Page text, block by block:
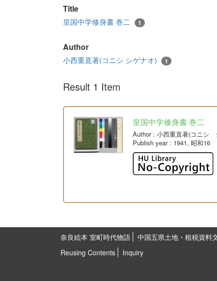
Title
皇国中学修身書 巻二 1
Author
小西重直著(コニシ シゲナオ) 1
Result 1 Item
皇国中学修身書 巻二
Author: 小西重直著(コニシ
Publish year: 1941, 昭和16
奈良絵本 室町時代物語
中国五県土地・租税資料
Reusing Contents
Inquiry